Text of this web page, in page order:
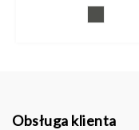
Obsługa klienta